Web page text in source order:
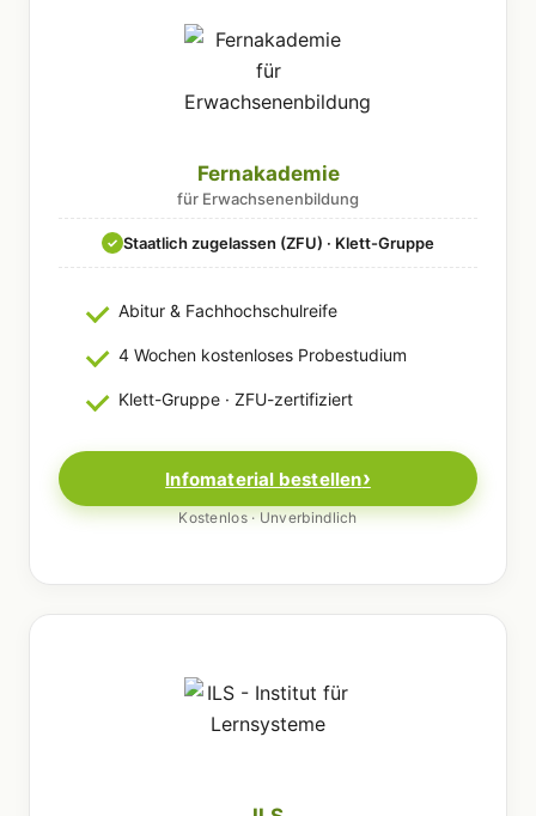
Fernakademie
für Erwachsenenbildung
✓ Staatlich zugelassen (ZFU) · Klett-Gruppe
Abitur & Fachhochschulreife
4 Wochen kostenloses Probestudium
Klett-Gruppe · ZFU-zertifiziert
Infomaterial bestellen
Kostenlos · Unverbindlich